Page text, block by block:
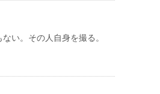
い。その人自身を撮る。